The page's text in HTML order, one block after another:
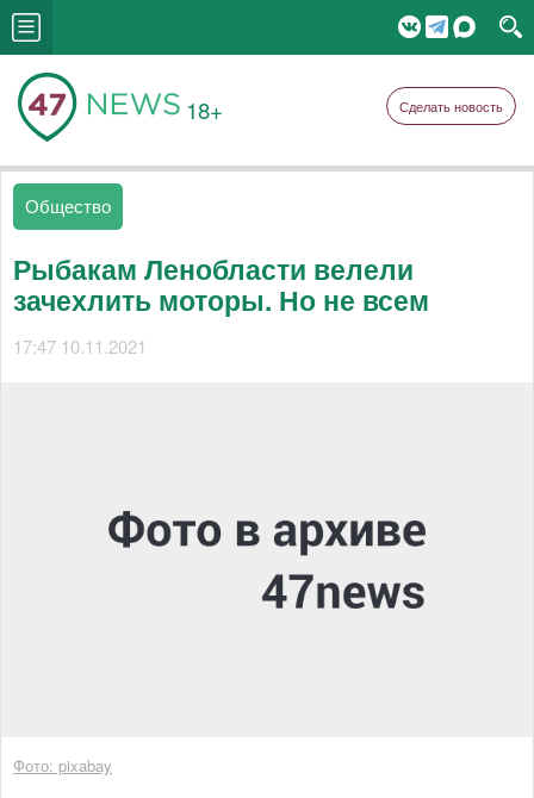
18+ Сделать новость
Общество
Рыбакам Ленобласти велели
зачехлить моторы. Но не всем
17:47 10.11.2021
Фото: pixabay